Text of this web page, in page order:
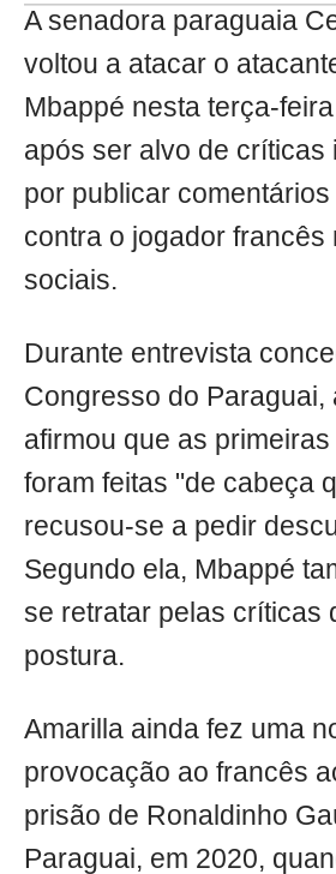
A senadora paraguaia
voltou a atacar o
Mbappé nesta terça-
após ser alvo de críticas
por publicar
contra o jogador francês
sociais.
Durante entrevista
Congresso do Paraguai,
afirmou que as
foram feitas "de cabeça
recusou-se a pedir
Segundo ela, Mbappé
se retratar pelas críticas
postura.
Amarilla ainda fez uma
provocação ao francês
prisão de Ronaldinho
Paraguai, em 2020,